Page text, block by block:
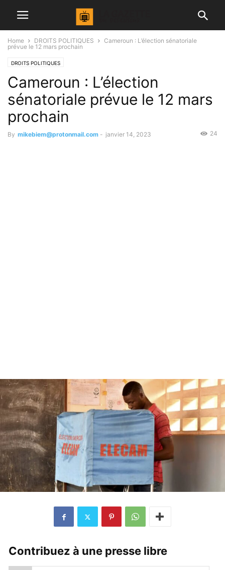
Home DROITS POLITIQUES
Cameroun : L’élection sénatoriale
prévue le 12 mars prochain
DROITS POLITIQUES
Cameroun : L’élection
sénatoriale prévue le 12 mars
prochain
By mikebiem@protonmail.com - janvier 14, 2023 24
Contribuez à une presse libre